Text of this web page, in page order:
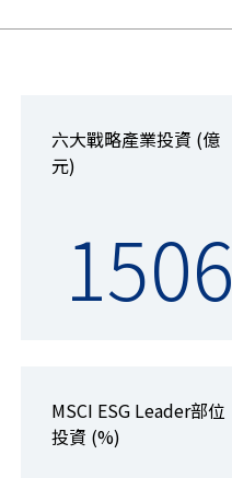
六大戰略產業投資 (億
元)
1506
MSCI ESG Leader部位
投資 (%)